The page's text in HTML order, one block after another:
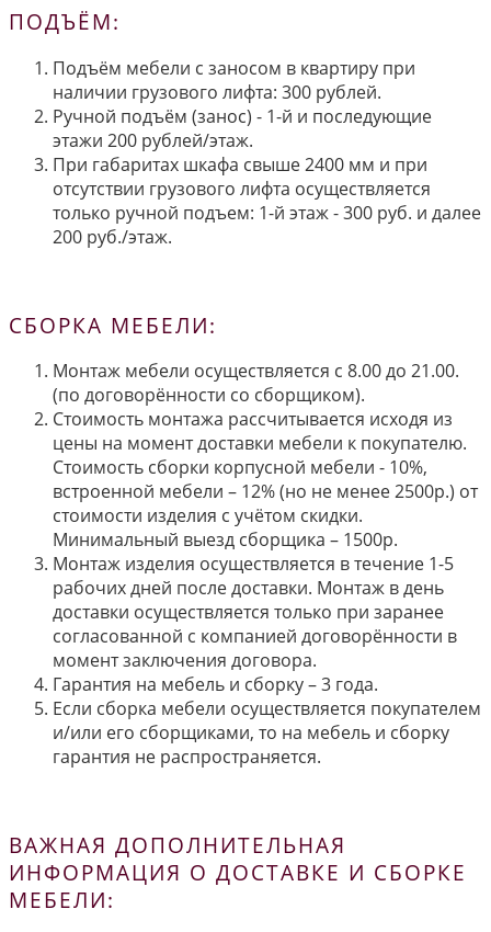
ПОДЪЁМ:
Подъём мебели с заносом в квартиру при
наличии грузового лифта: 300 рублей.
Ручной подъём (занос) - 1-й и последующие
этажи 200 рублей/этаж.
При габаритах шкафа свыше 2400 мм и при
отсутствии грузового лифта осуществляется
только ручной подъем: 1-й этаж - 300 руб. и далее
200 руб./этаж.
СБОРКА МЕБЕЛИ:
Монтаж мебели осуществляется с 8.00 до 21.00.
(по договорённости со сборщиком).
Стоимость монтажа рассчитывается исходя из
цены на момент доставки мебели к покупателю.
Стоимость сборки корпусной мебели - 10%,
встроенной мебели – 12% (но не менее 2500р.) от
стоимости изделия с учётом скидки.
Минимальный выезд сборщика – 1500р.
Монтаж изделия осуществляется в течение 1-5
рабочих дней после доставки. Монтаж в день
доставки осуществляется только при заранее
согласованной с компанией договорённости в
момент заключения договора.
Гарантия на мебель и сборку – 3 года.
Если сборка мебели осуществляется покупателем
и/или его сборщиками, то на мебель и сборку
гарантия не распространяется.
ВАЖНАЯ ДОПОЛНИТЕЛЬНАЯ
ИНФОРМАЦИЯ О ДОСТАВКЕ И СБОРКЕ
МЕБЕЛИ: